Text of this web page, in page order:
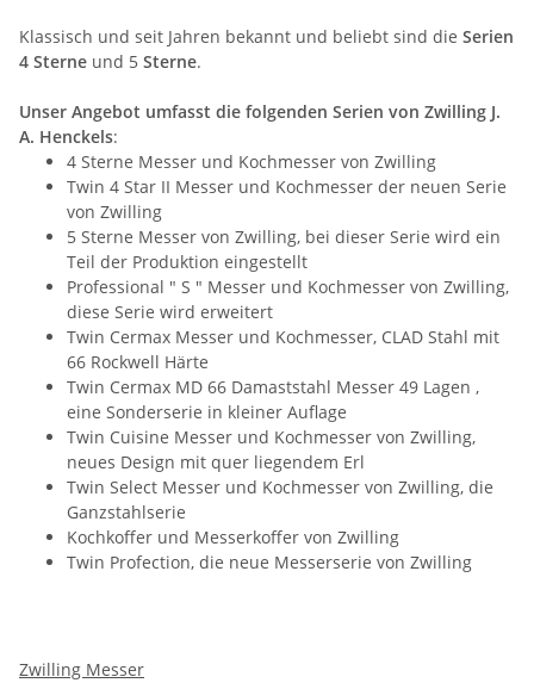
Klassisch und seit Jahren bekannt und beliebt sind die Serien
4 Sterne und 5 Sterne.
Unser Angebot umfasst die folgenden Serien von Zwilling J.
A. Henckels:
4 Sterne Messer und Kochmesser von Zwilling
Twin 4 Star II Messer und Kochmesser der neuen Serie
von Zwilling
5 Sterne Messer von Zwilling, bei dieser Serie wird ein
Teil der Produktion eingestellt
Professional " S " Messer und Kochmesser von Zwilling,
diese Serie wird erweitert
Twin Cermax Messer und Kochmesser, CLAD Stahl mit
66 Rockwell Härte
Twin Cermax MD 66 Damaststahl Messer 49 Lagen ,
eine Sonderserie in kleiner Auflage
Twin Cuisine Messer und Kochmesser von Zwilling,
neues Design mit quer liegendem Erl
Twin Select Messer und Kochmesser von Zwilling, die
Ganzstahlserie
Kochkoffer und Messerkoffer von Zwilling
Twin Profection, die neue Messerserie von Zwilling
Zwilling Messer